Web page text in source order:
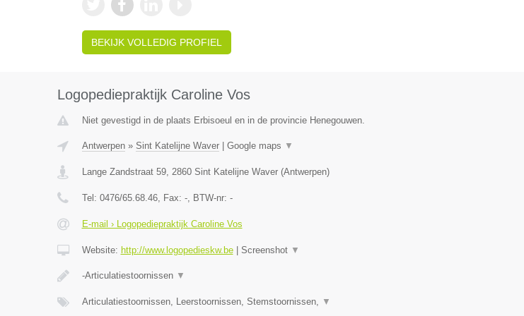
BEKIJK VOLLEDIG PROFIEL
Logopediepraktijk Caroline Vos
Niet gevestigd in de plaats Erbisoeul en in de provincie Henegouwen.
Antwerpen» Sint Katelijne Waver| Google maps ▼
Lange Zandstraat 59, 2860 Sint Katelijne Waver(Antwerpen)
Tel: 0476/65.68.46, Fax: -, BTW-nr: -
E-mail › Logopediepraktijk Caroline Vos
Website: http://www.logopedieskw.be| Screenshot ▼
-Articulatiestoornissen ▼
Articulatiestoornissen, Leerstoornissen, Stemstoornissen, ▼